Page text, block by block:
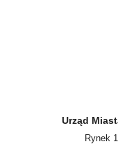
Urząd
Rynek